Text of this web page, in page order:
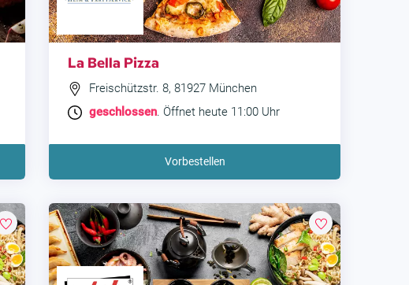
La Bella Pizza
Freischützstr. 8, 81927 München
geschlossen. Öffnet heute 11:00 Uhr
Vorbestellen